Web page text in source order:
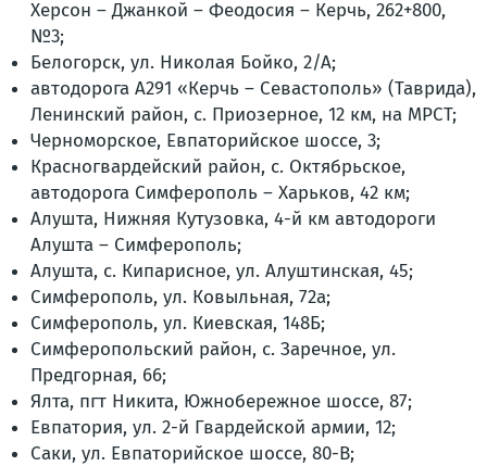
Херсон – Джанкой – Феодосия – Керчь, 262+800,
№3;
Белогорск, ул. Николая Бойко, 2/А;
автодорога А291 «Керчь – Севастополь» (Таврида),
Ленинский район, с. Приозерное, 12 км, на МРСТ;
Черноморское, Евпаторийское шоссе, 3;
Красногвардейский район, с. Октябрьское,
автодорога Симферополь – Харьков, 42 км;
Алушта, Нижняя Кутузовка, 4-й км автодороги
Алушта – Симферополь;
Алушта, с. Кипарисное, ул. Алуштинская, 45;
Симферополь, ул. Ковыльная, 72а;
Симферополь, ул. Киевская, 148Б;
Симферопольский район, с. Заречное, ул.
Предгорная, 66;
Ялта, пгт Никита, Южнобережное шоссе, 87;
Евпатория, ул. 2-й Гвардейской армии, 12;
Саки, ул. Евпаторийское шоссе, 80-В;